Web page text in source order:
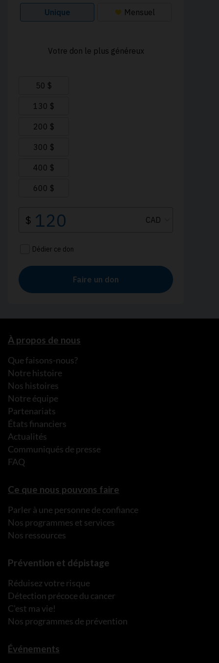
À propos de nous
Que faisons-nous?
Notre histoire
Nos histoires
Notre équipe
Partenariats
États financiers
Actualités
Communiqués de presse
FAQ
Ce que nous pouvons faire
Parler à une personne de confiance
Nos programmes et services
Nos ressources
Prévention et dépistage
Réduisez votre risque
Détection précoce du cancer
C’est ma vie!
Nos programmes de prévention
Événements